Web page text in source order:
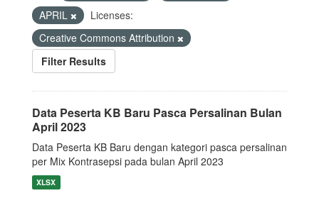
APRIL
Licenses:
Creative Commons Attribution
Filter Results
Data Peserta KB Baru Pasca Persalinan Bulan
April 2023
Data Peserta KB Baru dengan kategori pasca persalinan
per Mix Kontrasepsi pada bulan April 2023
XLSX